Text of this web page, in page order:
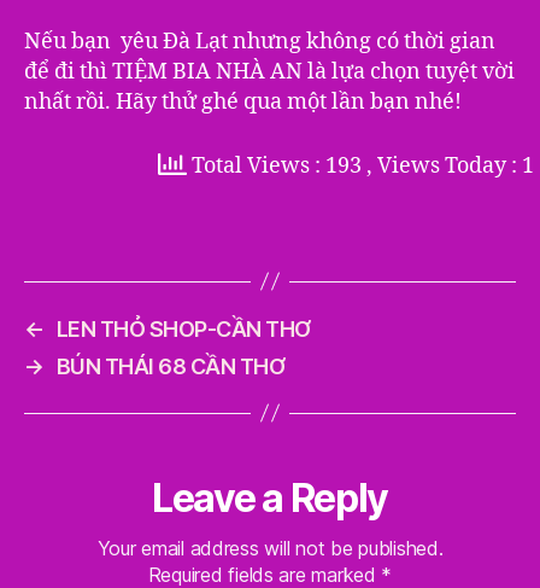
Nếu bạn yêu Đà Lạt nhưng không có thời gian
để đi thì TIỆM BIA NHÀ AN là lựa chọn tuyệt vời
nhất rồi. Hãy thử ghé qua một lần bạn nhé!
Total Views : 193 , Views Today : 1
←
LEN THỎ SHOP-CẦN THƠ
→
BÚN THÁI 68 CẦN THƠ
Leave a Reply
Your email address will not be published.
Required fields are marked *